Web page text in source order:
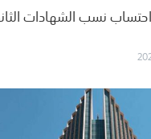
نسب الشهادات